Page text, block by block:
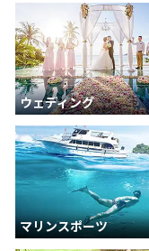
ウェディング
マリンスポーツ